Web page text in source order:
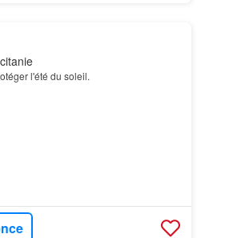
l'été du soleil.